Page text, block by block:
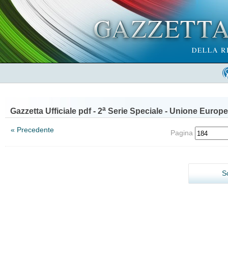
Gazzetta Ufficiale pdf - 2a Serie Speciale - Unione
« Precedente Pagina